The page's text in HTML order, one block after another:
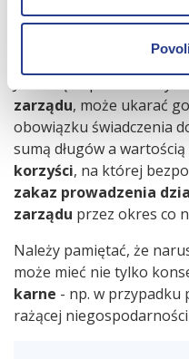
dyrektor zarządzający
upadłości i czy podjął
zarządu, może ukarać
obowiązku świadczenia
sumą długów a
korzyści, na której
zakaz prowadzenia
zarządu przez okres co
Należy pamiętać, że
może mieć nie tylko
karne - np. w przypadku
rażącej